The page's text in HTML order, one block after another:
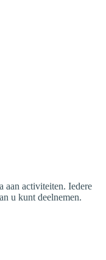
aan activiteiten. Iedere
u kunt deelnemen.